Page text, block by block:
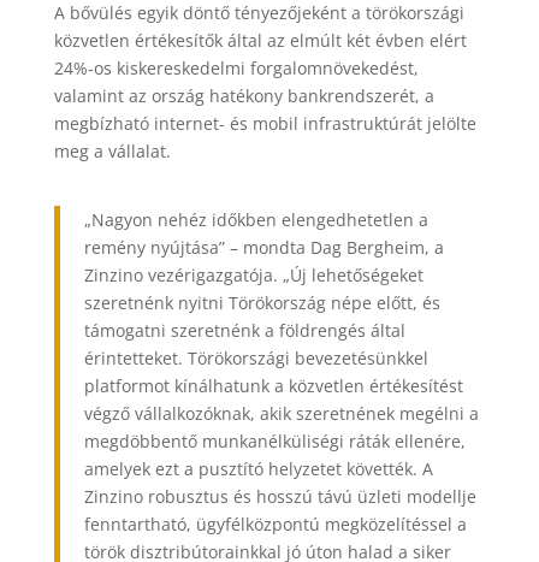
A bővülés egyik döntő tényezőjeként a törökországi
közvetlen értékesítők által az elmúlt két évben elért
24%-os kiskereskedelmi forgalomnövekedést,
valamint az ország hatékony bankrendszerét, a
megbízható internet- és mobil infrastruktúrát jelölte
meg a vállalat.
„Nagyon nehéz időkben elengedhetetlen a
remény nyújtása” – mondta Dag Bergheim, a
Zinzino vezérigazgatója. „Új lehetőségeket
szeretnénk nyitni Törökország népe előtt, és
támogatni szeretnénk a földrengés által
érintetteket. Törökországi bevezetésünkkel
platformot kínálhatunk a közvetlen értékesítést
végző vállalkozóknak, akik szeretnének megélni a
megdöbbentő munkanélküliségi ráták ellenére,
amelyek ezt a pusztító helyzetet követték. A
Zinzino robusztus és hosszú távú üzleti modellje
fenntartható, ügyfélközpontú megközelítéssel a
török ​​disztribútorainkkal jó úton halad a siker